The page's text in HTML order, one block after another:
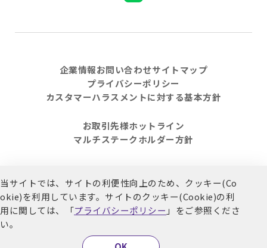
当サイトでは、サイトの利便性向上のため、クッキー(Co
okie)を利用しています。 サイトのクッキー(Cookie)の利
用に関しては、「プライバシーポリシー 」をご参照くださ
い。
企業情報お問い合わせサイトマップ
プライバシーポリシー
カスタマーハラスメントに対する基本方針
お取引先様ホットライン
マルチステークホルダー方針
© 2021 Welpark. All Rights Reserved.